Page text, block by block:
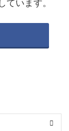
います。